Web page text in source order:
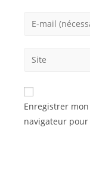
Enregistrer
navigateur